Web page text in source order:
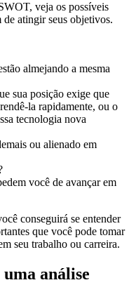
veja os possíveis
de atingir seus objetivos.
almejando a mesma
sua posição exige que
la rapidamente, ou o
tecnologia nova
ou alienado em
você de avançar em
conseguirá se entender
que você pode tomar
seu trabalho ou carreira.
análise